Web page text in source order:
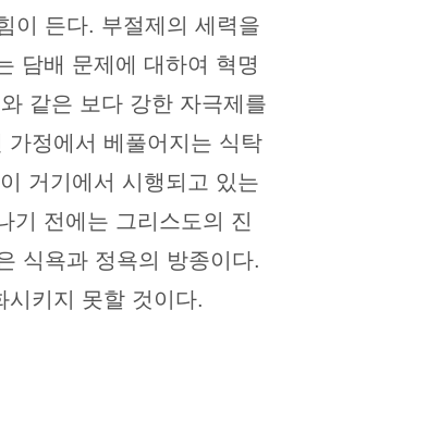
이 든다. 부절제의 세력을
담배 문제에 대하여 혁명
같은 보다 강한 자극제를
정에서 베풀어지는 식탁
거기에서 시행되고 있는
기 전에는 그리스도의 진
식욕과 정욕의 방종이다.
키지 못할 것이다.